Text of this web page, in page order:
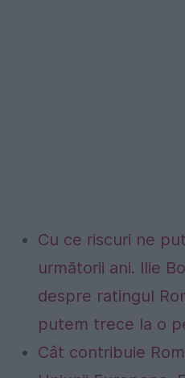
Cu ce riscuri ne
următorii ani. Ilie
despre ratingul
putem trece la o
Cât contribuie